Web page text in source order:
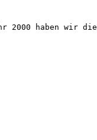
2000 haben wir